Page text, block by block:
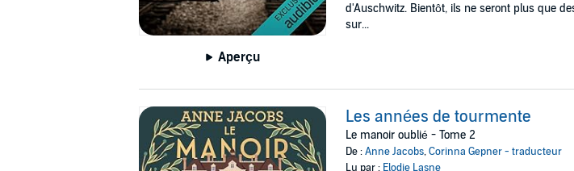
Aperçu
d'Auschwitz. Bientôt, ils ne seront plus que
sur...
Les années de tourmente
Le manoir oublié - Tome 2
De :Anne Jacobs,Corinna Gepner - traducteur
Lu par : Elodie Lasne